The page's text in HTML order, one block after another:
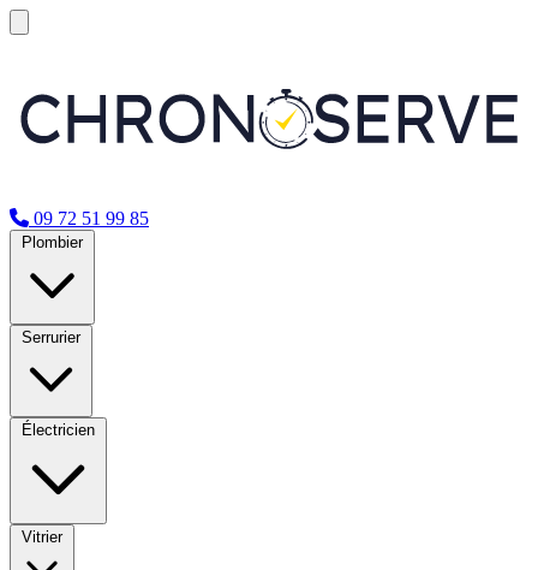
09 72 51 99 85
Plombier
Serrurier
Électricien
Vitrier